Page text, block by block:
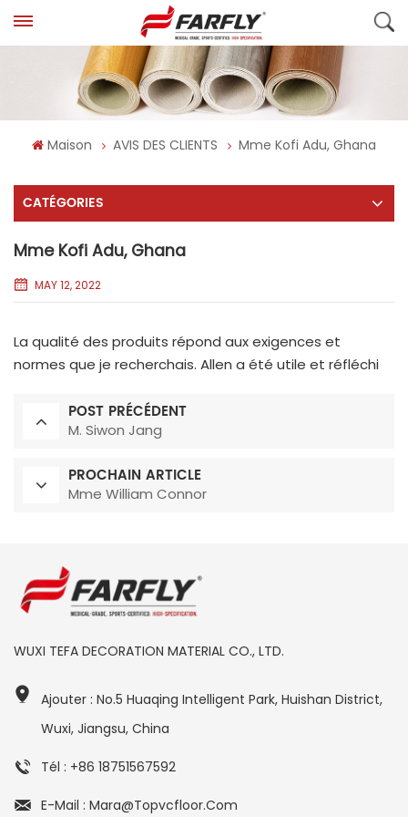
Maison AVIS DES CLIENTS Mme Kofi Adu, Ghana
CATÉGORIES
Mme Kofi Adu, Ghana
MAY 12, 2022
La qualité des produits répond aux exigences et
normes que je recherchais. Allen a été utile et réfléchi
POST PRÉCÉDENT
M. Siwon Jang
PROCHAIN ARTICLE
Mme William Connor
WUXI TEFA DECORATION MATERIAL CO., LTD.
Ajouter : No.5 Huaqing Intelligent Park, Huishan District,
Wuxi, Jiangsu, China
Tél : +86 18751567592
E-Mail : Mara@topvcfloor.com